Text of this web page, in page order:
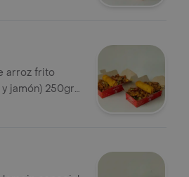
arroz frito
jamón) 250gr
y lumpias